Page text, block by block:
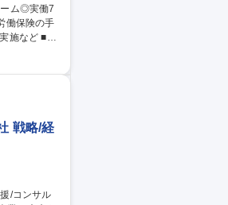
施など ■顧
せんが、
戦略/経